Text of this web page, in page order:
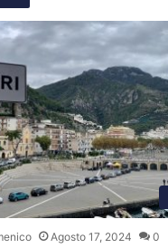
Agosto 17, 2024 0